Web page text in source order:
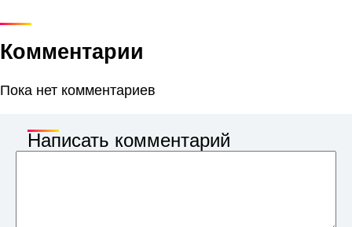
Комментарии
Пока нет комментариев
Написать комментарий